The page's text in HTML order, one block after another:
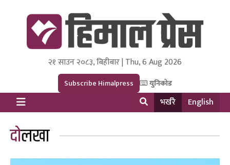
Himal Press
Dot NewsyNepal Media and Research Pvt Ltd.
२१ साउन २०८३, बिहीबार | Thu, 6 Aug 2026
Subscribe Himalpress युनिकोड
भर्खरै English
दोलखा